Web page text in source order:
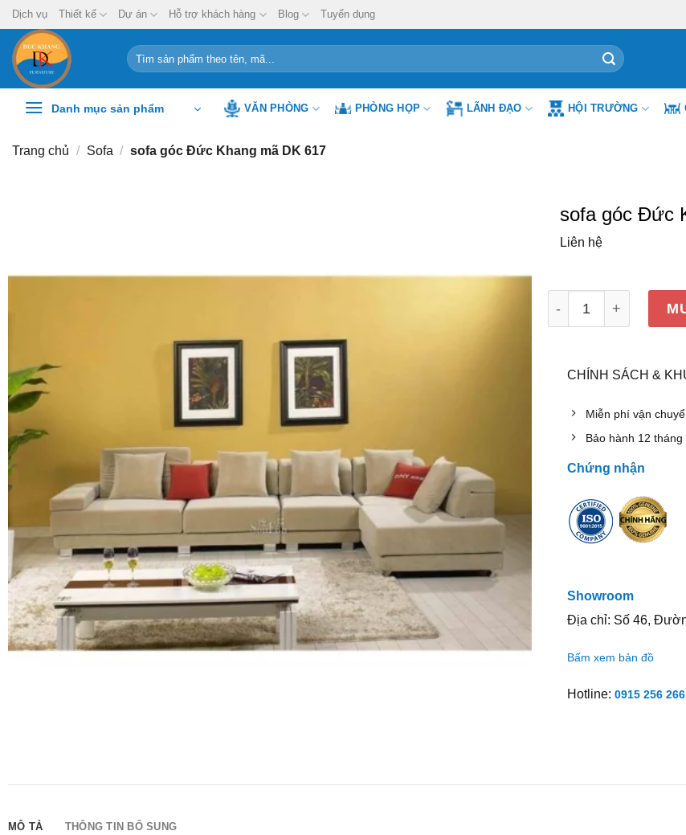
Chuyển
đến
nội
dung
Dịch vụ Thiết kế Dự án Hỗ trợ khách hàng Blog Tuyển dụng
Tìm
kiếm:
Danh mục sản phẩm VĂN PHÒNG PHÒNG HỌP LÃNH ĐẠO HỘI TRƯỜNG
Trang chủ / Sofa / sofa góc Đức Khang mã DK 617
sofa góc Đức
Liên hệ
CHÍNH SÁCH &
Miễn phí vận
Bảo hành 12
Chứng nhận
Showroom
Địa chỉ: Số 46,
Bấm xem bản đồ
Hotline: 0915 256 266
MÔ TẢ THÔNG TIN BỔ SUNG